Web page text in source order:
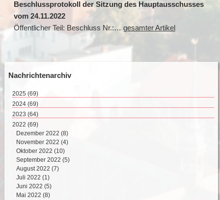
Beschlussprotokoll der Sitzung des Hauptausschusses
vom 24.11.2022
Öffentlicher Teil: Beschluss Nr.:… gesamter Artikel
Nachrichtenarchiv
2025 (69)
August 2025 (2)
Juli 2025 (9)
Juni 2025 (8)
Mai 2025 (17)
Februar 2025 (6)
2024 (69)
Dezember 2024 (2)
November 2024 (11)
Oktober 2024 (7)
September 2024 (4)
August 2024 (4)
Juli 2024 (4)
Juni 2024 (5)
Mai 2024 (10)
April 2024 (8)
März 2024 (8)
2023 (64)
Dezember 2023 (2)
November 2023 (8)
Oktober 2023 (4)
September 2023 (4)
August 2023 (6)
Juli 2023 (5)
Juni 2023 (1)
Mai 2023 (6)
April 2023 (7)
2022 (69)
Dezember 2022 (8)
November 2022 (4)
Oktober 2022 (10)
September 2022 (5)
August 2022 (7)
Juli 2022 (1)
Juni 2022 (5)
Mai 2022 (8)